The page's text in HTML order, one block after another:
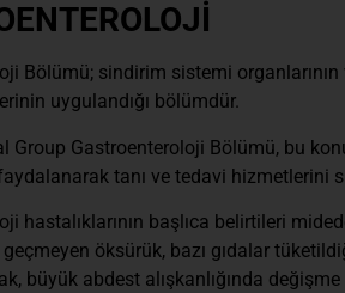
Bölümü; sindirim sistemi
uygulandığı bölümdür.
Group Gastroenteroloji Bölümü, bu
tanı ve tedavi hizmetlerini
hastalıklarının başlıca belirtileri
geçmeyen öksürük, bazı gıdalar
büyük abdest alışkanlığında